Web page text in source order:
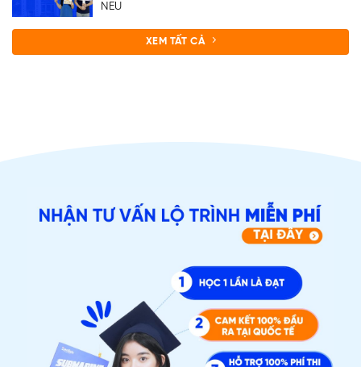
NEU
XEM TẤT CẢ